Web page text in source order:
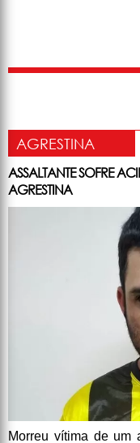
AGRESTINA
ASSALTANTE SOFRE
AGRESTINA
Morreu vítima de um